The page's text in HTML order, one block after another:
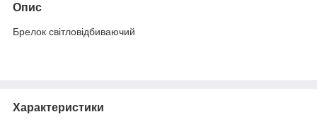
Опис
Брелок світловідбиваючий
Характеристики